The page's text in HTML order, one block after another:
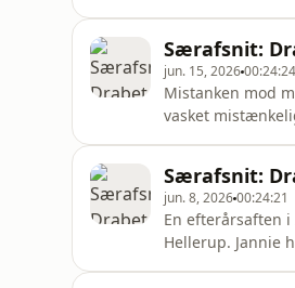
formildende
Særafsnit:
jun. 15, 202600:24:24
Mistanken mod
vasket
Da hans kæreste
Særafsnit:
jun. 8, 202600:24:21
En efterårsaften
Hellerup. Jannie